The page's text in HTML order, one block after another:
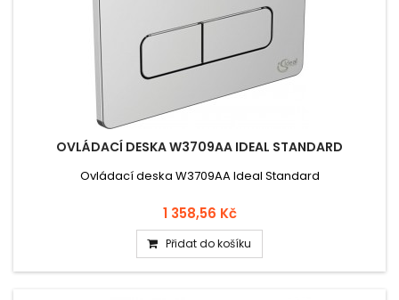
OVLÁDACÍ DESKA W3709AA IDEAL STANDARD
Ovládací deska W3709AA Ideal Standard
1 358,56 Kč
Přidat do košíku